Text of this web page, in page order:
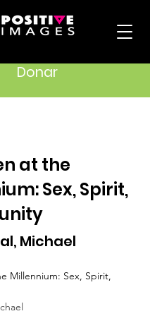
Donar
at the
Sex, Spirit,
Michael
Millennium: Sex, Spirit,